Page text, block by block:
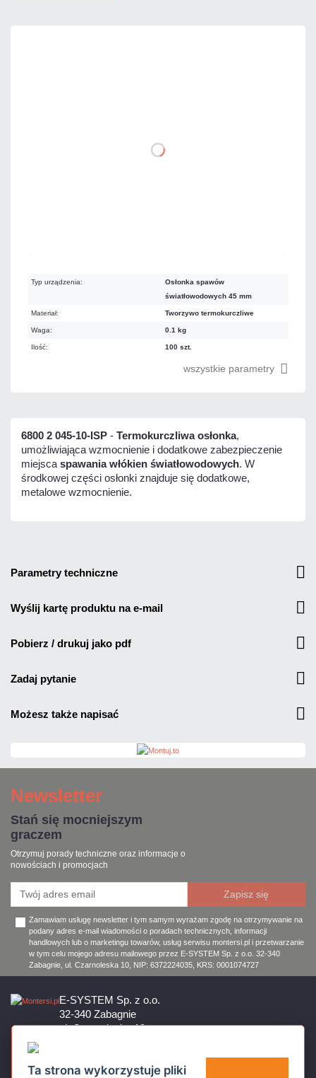
Typ urządzenia:
Osłonka spawów
światłowodowych 45 mm
Materiał: Tworzywo termokurczliwe
Waga: 0.1 kg
Ilość: 100 szt.
wszystkie parametry
6800 2 045-10-ISP - Termokurczliwa osłonka,
umożliwiająca wzmocnienie i dodatkowe zabezpieczenie
miejsca spawania włókien światłowodowych. W
środkowej części osłonki znajduje się dodatkowe,
metalowe wzmocnienie.
parametry techniczne
wyślij kartę produktu na e-mail
pobierz / drukuj jako pdf
zadaj pytanie
możesz także napisać
Newsletter
Stań się mocniejszym
graczem
Otrzymuj porady techniczne oraz informacje o
nowościach i promocjach
Zamawiam usługę newsletter i tym samym wyrażam zgodę na otrzymywanie na
podany adres e-mail wiadomości o poradach technicznych, informacji
handlowych lub o marketingu towarów, usług serwisu montersi.pl i przetwarzanie
w tym celu mojego adresu mailowego przez E-SYSTEM Sp. z o.o. 32-340
Zabagnie, ul. Czarnoleska 10, NIP: 6372224035, KRS: 0001074727
E-SYSTEM Sp. z o.o.
32-340 Zabagnie
ul. Czarnoleska 10
sklep@montersi.pl
Ta strona wykorzystuje pliki